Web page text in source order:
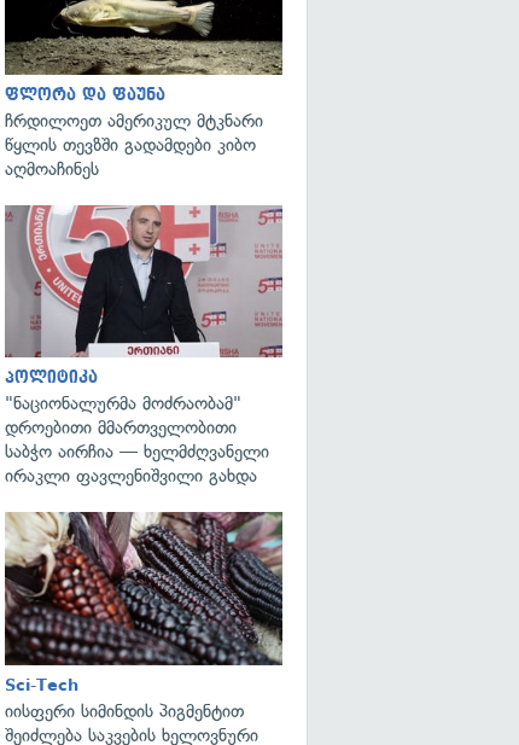
ფლორა და ფაუნა
ჩრდილოეთ ამერიკულ მტკნარი
წყლის თევზში გადამდები კიბო
აღმოაჩინეს
პოლიტიკა
"ნაციონალურმა მოძრაობამ"
დროებითი მმართველობითი
საბჭო აირჩია — ხელმძღვანელი
ირაკლი ფავლენიშვილი გახდა
Sci-Tech
იისფერი სიმინდის პიგმენტით
შეიძლება საკვების ხელოვნური